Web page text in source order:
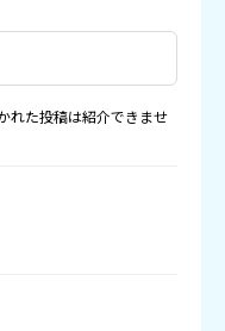
れた投稿は紹介できませ